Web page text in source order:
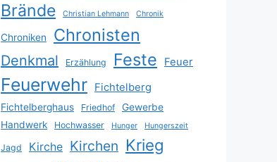
Brände Christian Lehmann Chronik
Chroniken Chronisten
Denkmal Erzählung Feste Feuer
Feuerwehr Fichtelberg
Fichtelberghaus Friedhof
Gewerbe
Handwerk
Hochwasser Hunger Hungerszeit
Jagd Kirche Kirchen Krieg